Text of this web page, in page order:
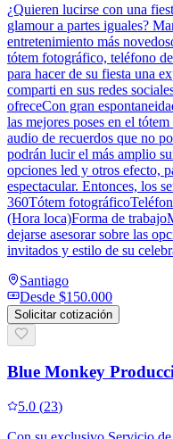
¿Quieren lucirse con una
glamour a partes iguales?
entretenimiento más
tótem fotográfico, teléfono
para hacer de su fiesta una
comparti en sus redes
ofreceCon gran
las mejores poses en el
audio de recuerdos que no
podrán lucir el más amplio
opciones led y otros efecto,
espectacular. Entonces, los
360Tótem
(Hora loca)Forma de
dejarse asesorar sobre las
invitados y estilo de su
Santiago
Desde $150.000
Solicitar cotización
Blue Monkey
5.0 (23)